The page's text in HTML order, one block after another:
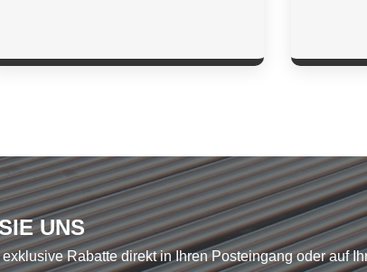
UNS
Rabatte direkt in Ihren Posteingang oder auf